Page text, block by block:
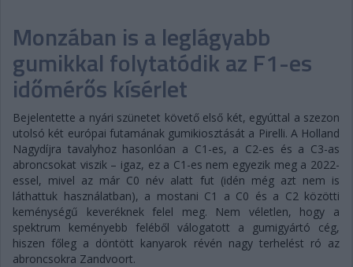
DIGITÁLIS MAGAZIN
PONTÁLLÁSOK
Monzában is a leglágyabb
gumikkal folytatódik az F1-es
időmérős kísérlet
Bejelentette a nyári szünetet követő első két, egyúttal a szezon
utolsó két európai futamának gumikiosztását a Pirelli. A Holland
Nagydíjra tavalyhoz hasonlóan a C1-es, a C2-es és a C3-as
abroncsokat viszik – igaz, ez a C1-es nem egyezik meg a 2022-
essel, mivel az már C0 név alatt fut (idén még azt nem is
láthattuk használatban), a mostani C1 a C0 és a C2 közötti
keménységű keveréknek felel meg. Nem véletlen, hogy a
spektrum keményebb feléből válogatott a gumigyártó cég,
hiszen főleg a döntött kanyarok révén nagy terhelést ró az
abroncsokra Zandvoort.